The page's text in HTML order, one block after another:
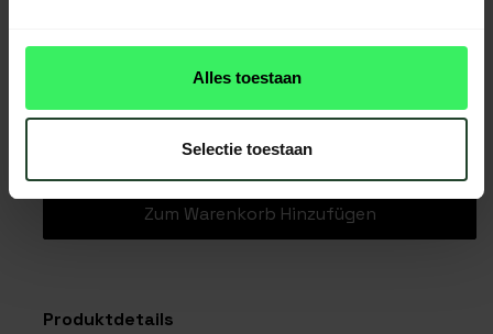
Alles toestaan
Selectie toestaan
Produktdetails